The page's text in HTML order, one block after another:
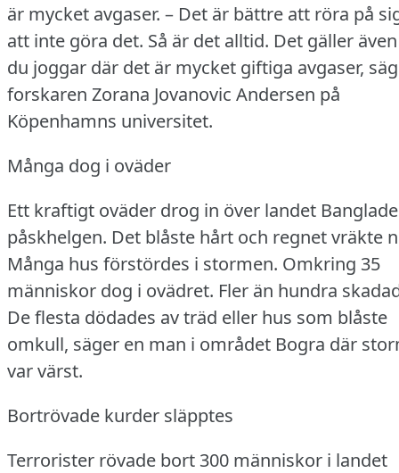
är mycket avgaser. – Det är bättre att röra på
att inte göra det. Så är det alltid. Det gäller
du joggar där det är mycket giftiga avgaser,
forskaren Zorana Jovanovic Andersen på
Köpenhamns universitet.
Många dog i oväder
Ett kraftigt oväder drog in över landet
påskhelgen. Det blåste hårt och regnet vräkte
Många hus förstördes i stormen. Omkring 35
människor dog i ovädret. Fler än hundra
De flesta dödades av träd eller hus som blåste
omkull, säger en man i området Bogra där
var värst.
Bortrövade kurder släpptes
Terrorister rövade bort 300 människor i landet